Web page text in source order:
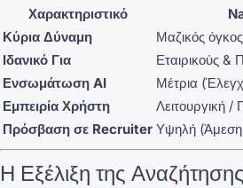
Χαρακτηριστικό
Κύρια Δύναμη
Μαζικός
Ιδανικό Για
Εταιρικούς &
Ενσωμάτωση AI
Μέτρια
Εμπειρία Χρήστη
Λειτουργική /
Πρόσβαση σε Recruiter Υψηλή
Η Εξέλιξη της